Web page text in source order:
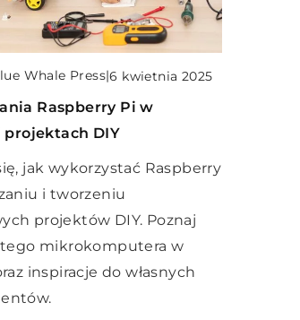
mogą
oszczędności w
mogą znacząco
koszty operacyjne w firmie,
jednocześnie jej
i konkurencyjność na
Whale Press|6 kwietnia 2025
Raspberry Pi w
DIY
jak wykorzystać Raspberry
i tworzeniu
projektów DIY. Poznaj
tego mikrokomputera w
inspiracje do własnych
GŁOWA
suplementy
jakie witaminy są
dobrać suplementy, aby
i poprawić